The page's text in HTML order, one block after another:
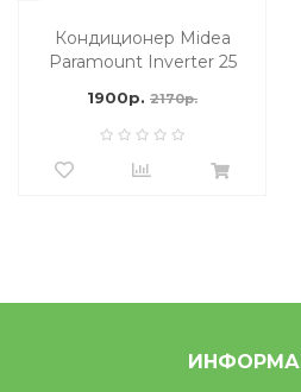
Кондиционер Midea
Paramount Inverter 25
1900р. 2170р.